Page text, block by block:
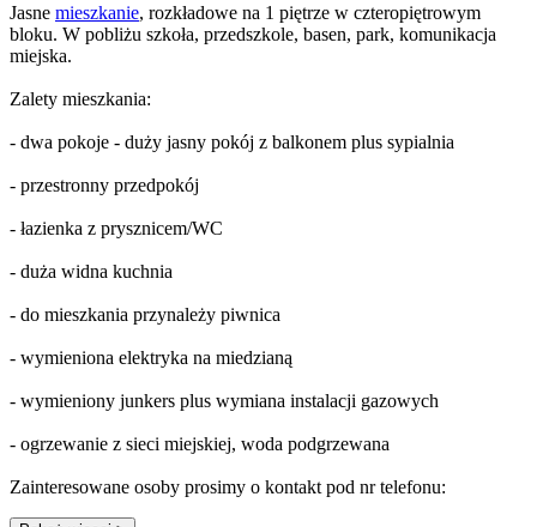
Jasne mieszkanie, rozkładowe na 1 piętrze w czteropiętrowym
bloku. W pobliżu szkoła, przedszkole, basen, park, komunikacja
miejska.
Zalety mieszkania:
- dwa pokoje - duży jasny pokój z balkonem plus sypialnia
- przestronny przedpokój
- łazienka z prysznicem/WC
- duża widna kuchnia
- do mieszkania przynależy piwnica
- wymieniona elektryka na miedzianą
- wymieniony junkers plus wymiana instalacji gazowych
- ogrzewanie z sieci miejskiej, woda podgrzewana
Zainteresowane osoby prosimy o kontakt pod nr telefonu: